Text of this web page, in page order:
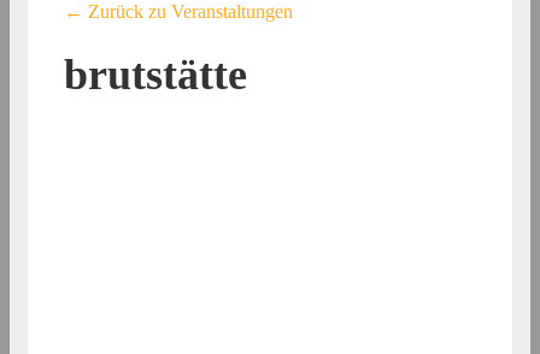
← Zurück zu Veranstaltungen
brutstätte